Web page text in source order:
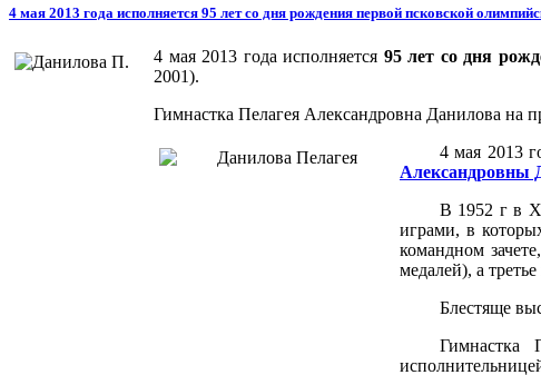
4 мая 2013 года исполняется 95 лет со дня рождения первой псковской
4 мая 2013 года исполняется 95 лет со дня
2001).
Гимнастка Пелагея Александровна Данилова на
4 мая 2013
Александровны
В 1952 г в
играми, в
командном
медалей), а
Блестяще
Гимнастка